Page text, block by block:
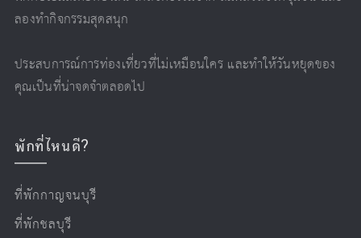
ลองทำกิจกรรมสุดสนุก
ประสบการณ์การท่องเที่ยวที่ไม่เหมือนใคร และทำให้วันหยุดของ
คุณเป็นที่น่าจดจำตลอดไป
พักที่ไหนดี?
ที่พักกาญจนบุรี
ที่พักชลบุรี